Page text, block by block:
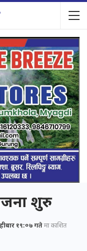
शुरु
१९:०७ गतेमा प्रकाशित